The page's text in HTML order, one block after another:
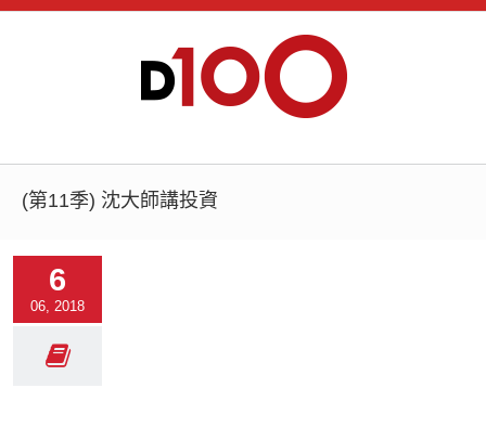
(第11季) 沈大師講投資
6
06, 2018